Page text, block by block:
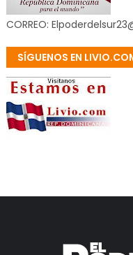
CORREO:
SÍGUENOS EN